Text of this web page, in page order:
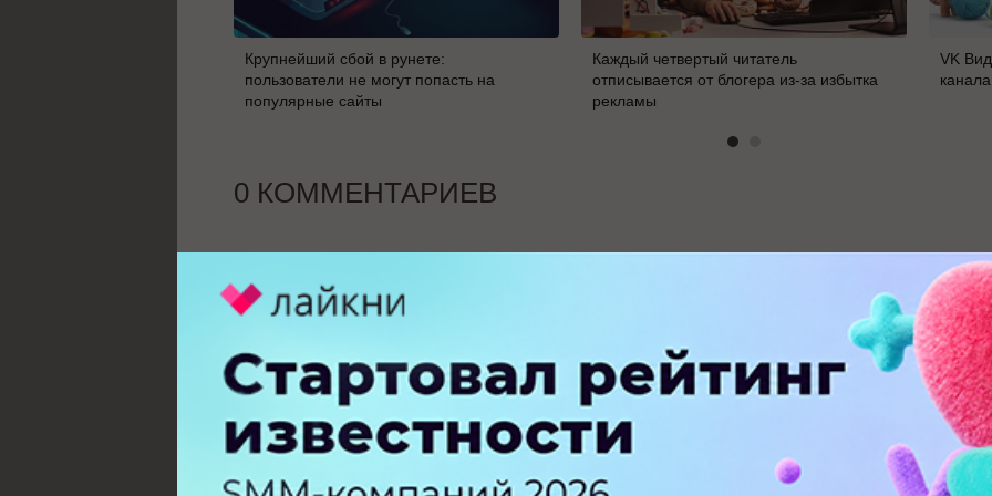
Крупнейший сбой в рунете:
пользователи не могут попасть на
популярные сайты
Каждый четвертый читатель
отписывается от блогера из-за избытка
рекламы
VK
0 КОММЕНТАРИЕВ
ПЕРЕЙТИ НА ПОЛНУЮ ВЕРСИЮ
© SEOnews.ru Все права защищены. 2026